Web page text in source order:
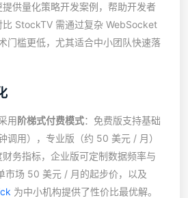
供量化策略开发案例，帮助开发者
比 StockTV 需通过复杂 WebSocket
门槛更低，尤其适合中小团队快速落
用阶梯式付费模式：免费版支持基础
调用），专业版（约 50 美元 / 月）
务指标，企业版可定制数据频率与
市场 50 美元 / 月的起步价，以及
为中小机构提供了性价比最优解。